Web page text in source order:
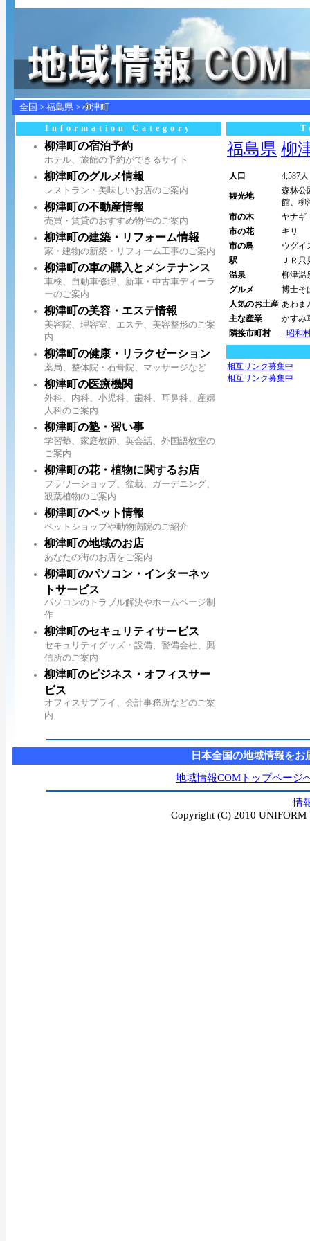
全国 > 福島県 > 柳津町
Information Category
柳津町の宿泊予約
ホテル、旅館の予約ができるサイト
柳津町のグルメ情報
レストラン・美味しいお店のご案内
柳津町の不動産情報
売買・賃貸のおすすめ物件のご案内
柳津町の建築・リフォーム情報
家・建物の新築・リフォーム工事のご案内
柳津町の車の購入とメンテナンス
車検、自動車修理、新車・中古車ディーラ
ーのご案内
柳津町の美容・エステ情報
美容院、理容室、エステ、美容整形のご案
内
柳津町の健康・リラクゼーション
薬局、整体院・石膏院、マッサージなど
柳津町の医療機関
外科、内科、小児科、歯科、耳鼻科、産婦
人科のご案内
柳津町の塾・習い事
学習塾、家庭教師、英会話、外国語教室の
ご案内
柳津町の花・植物に関するお店
フラワーショップ、盆栽、ガーデニング、
観葉植物のご案内
柳津町のペット情報
ペットショップや動物病院のご紹介
柳津町の地域のお店
あなたの街のお店をご案内
柳津町のパソコン・インターネッ
トサービス
パソコンのトラブル解決やホームページ制
作
柳津町のセキュリティサービス
セキュリティグッズ・設備、警備会社、興
信所のご案内
柳津町のビジネス・オフィスサー
ビス
オフィスサプライ、会計事務所などのご案
内
福島県 柳
人口 4,587人
観光地
森林公
館、柳
市の木
ヤナギ
市の花
キリ
市の鳥
ウグイ
駅
ＪＲ
温泉
柳津温
グルメ
博士そ
人気のお土産 あわま
主な産業
かすみ
隣接市町村
- 昭和
相互リンク募集中
相互リンク募集中
日本全国の地域情報をお
地域情報COMトップページ
情
Copyright (C) 2010